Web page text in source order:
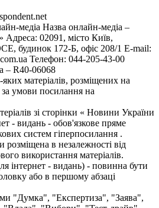
медіа Назва онлайн-медіа –
Адреса: 02091, місто Київ,
будинок 172-Б, офіс 208/1 E-mail:
Телефон: 044-205-43-00
– R40-06068
матеріалів, розміщених на
за умови посилання на
зі сторінки « Новини України
- видань - обов'язкове пряме
систем гіперпосилання .
в незалежності від
використання матеріалів.
інтернет - видань) - повинна бути
або в першому абзаці
"Думка", "Експертиза", "Заява",